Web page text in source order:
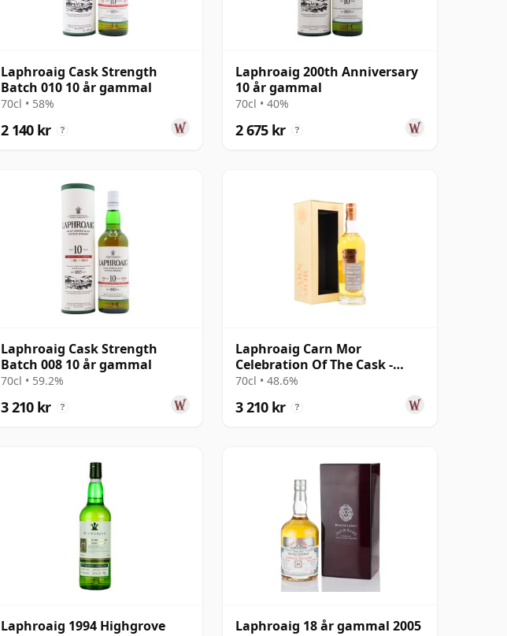
Laphroaig Cask Strength
Batch 010 10 år gammal
70cl • 58%
2 140 kr ?
Laphroaig 200th Anniversary
10 år gammal
70cl • 40%
2 675 kr ?
Laphroaig Cask Strength
Batch 008 10 år gammal
70cl • 59.2%
3 210 kr ?
Laphroaig Carn Mor
Celebration Of The Cask -
Single Cask #50 2004 17 år
70cl • 48.6%
3 210 kr ?
Laphroaig 1994 Highgrove
Laphroaig 18 år gammal 2005